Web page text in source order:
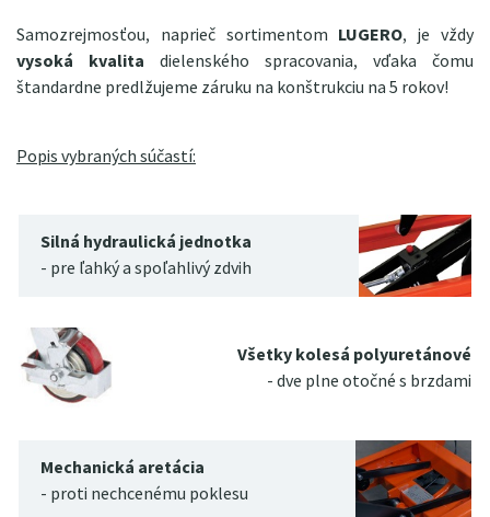
Samozrejmosťou, naprieč sortimentom LUGERO, je vždy
vysoká kvalita dielenského spracovania, vďaka čomu
štandardne predlžujeme záruku na konštrukciu na 5 rokov!
Popis vybraných súčastí:
Silná hydraulická jednotka
- pre ľahký a spoľahlivý zdvih
Všetky kolesá polyuretánové
- dve plne otočné s brzdami
Mechanická aretácia
- proti nechcenému poklesu